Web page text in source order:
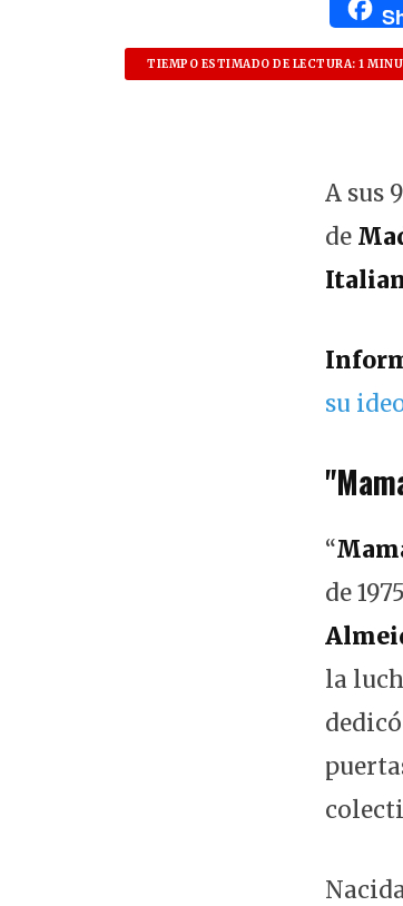
TIEMPO ESTIMADO DE LECTURA: 1
A sus
de
su
“
de
la